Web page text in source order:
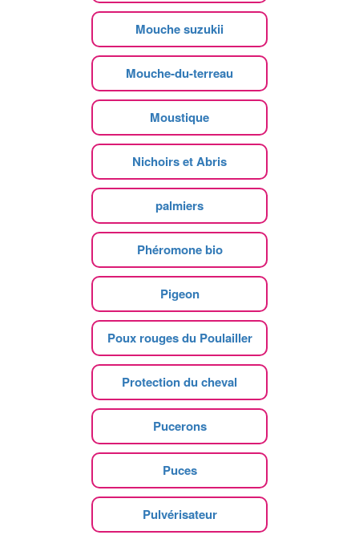
Mouche suzukii
Mouche-du-terreau
Moustique
Nichoirs et Abris
palmiers
Phéromone bio
Pigeon
Poux rouges du Poulailler
Protection du cheval
Pucerons
Puces
Pulvérisateur